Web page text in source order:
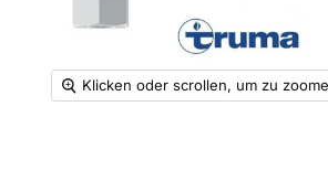
Klicken oder scrollen, um zu